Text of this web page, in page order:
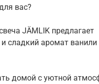
вас?
JÄMLIK предлагает
сладкий аромат ванили
домой с уютной